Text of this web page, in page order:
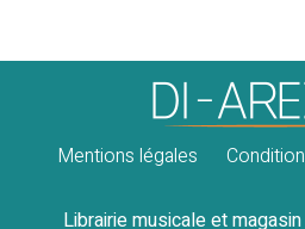
Mentions légales
Librairie musicale et